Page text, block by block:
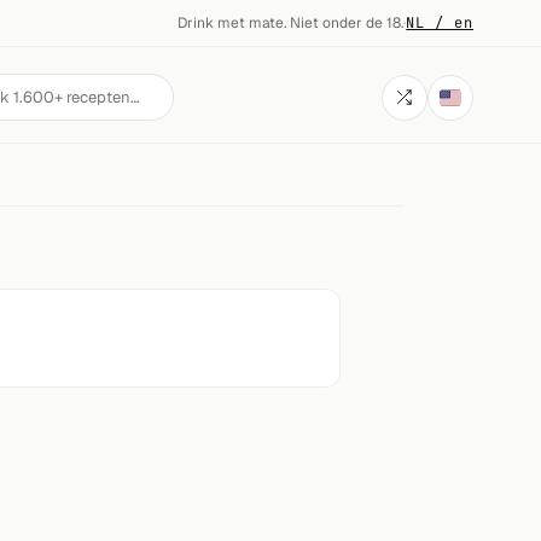
Drink met mate. Niet onder de 18.·NL / en